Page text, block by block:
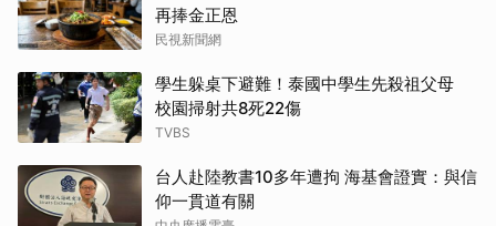
再捧金正恩
民視新聞網
學生躲桌下避難！泰國中學生先殺祖父母
校園掃射共8死22傷
TVBS
台人赴陸教書10多年遭拘 海基會證實：與信
仰一貫道有關